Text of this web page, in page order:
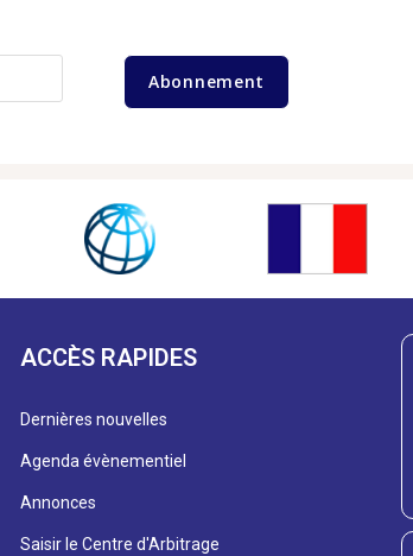
Abonnement
ACCÈS RAPIDES
Dernières nouvelles
Agenda évènementiel
Annonces
Saisir le Centre d'Arbitrage